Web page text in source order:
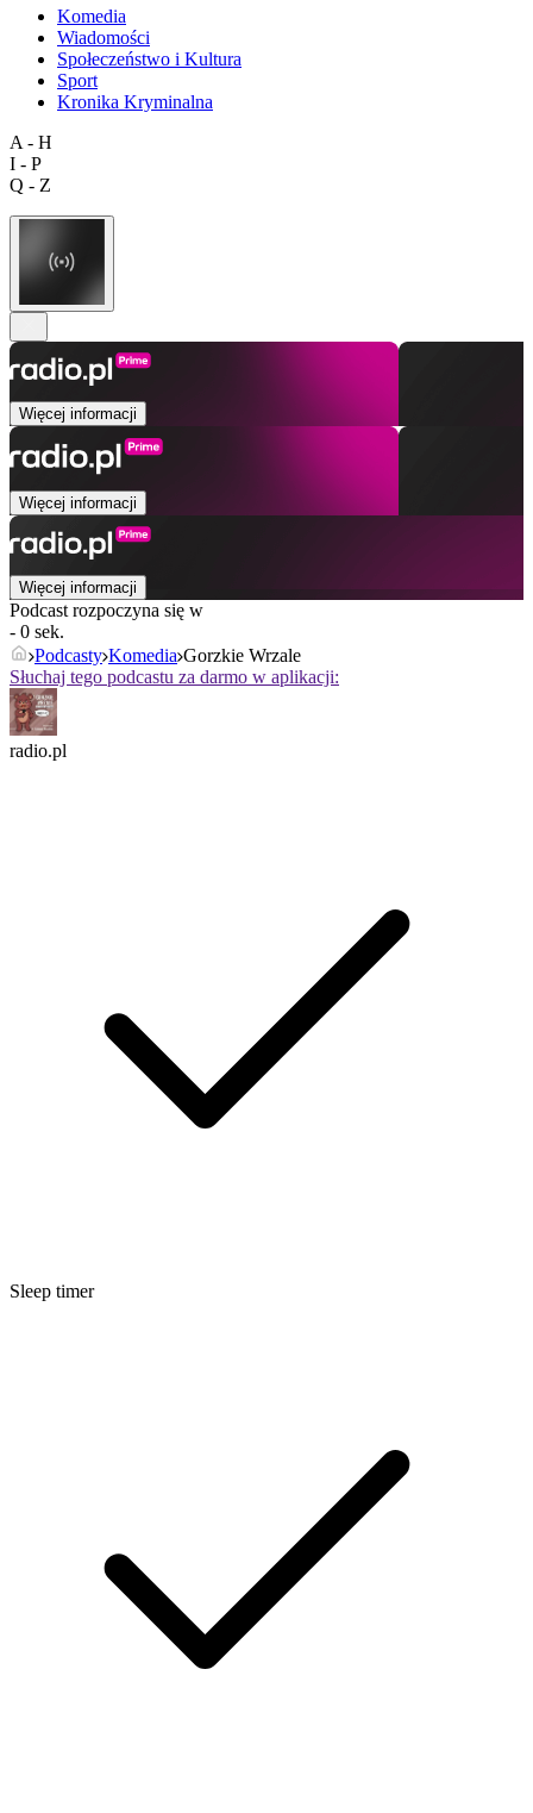
Komedia
Wiadomości
Społeczeństwo i Kultura
Sport
Kronika Kryminalna
A - H
I - P
Q - Z
Więcej informacji
Więcej informacji
Więcej informacji
Podcast rozpoczyna się w
- 0 sek.
Podcasty Komedia Gorzkie Wrzale
Słuchaj tego podcastu za darmo w aplikacji:
radio.pl
Sleep timer